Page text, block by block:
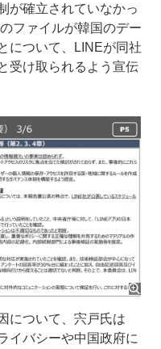
が確立されていなかっ
ファイルが韓国のデー
について、LINEが同社
受け取られるよう宣伝
について、宍戸氏は
イバシーや中国政府に